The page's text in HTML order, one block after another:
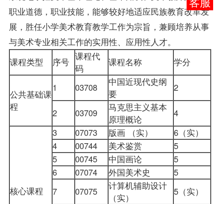
职业道德，职业技能，能够较好地适应民族教育改革发
展，胜任小学美术教育教学工作为宗旨，兼顾培养从事
与美术专业相关工作的实用性、应用性人才。
课程类型 序号 课程代
码
课程名称 学分
公共基础课
程
1 03708
中国近现代史纲
要
2
2 03709
马克思主义基本
原理概论
4
核心课程
3 07073 版画 （实）
6（实）
4
00744 美术鉴赏
5
5
00745 中国画论
5
6
07074 外国美术史
5
7
07075
计算机辅助设计
（实）
5（实）
咨询